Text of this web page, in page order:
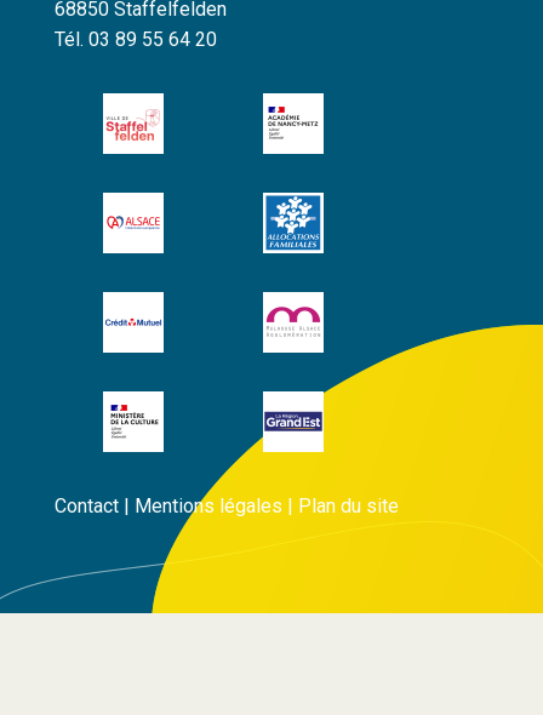
68850 Staffelfelden
Tél. 03 89 55 64 20
Contact| Mentions légales | Plan du site